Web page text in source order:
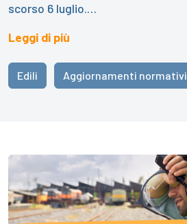
scorso 6 luglio.…
Leggi di più
Edili Aggiornamenti normativi